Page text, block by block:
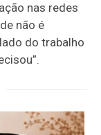
nas redes
não é
do trabalho